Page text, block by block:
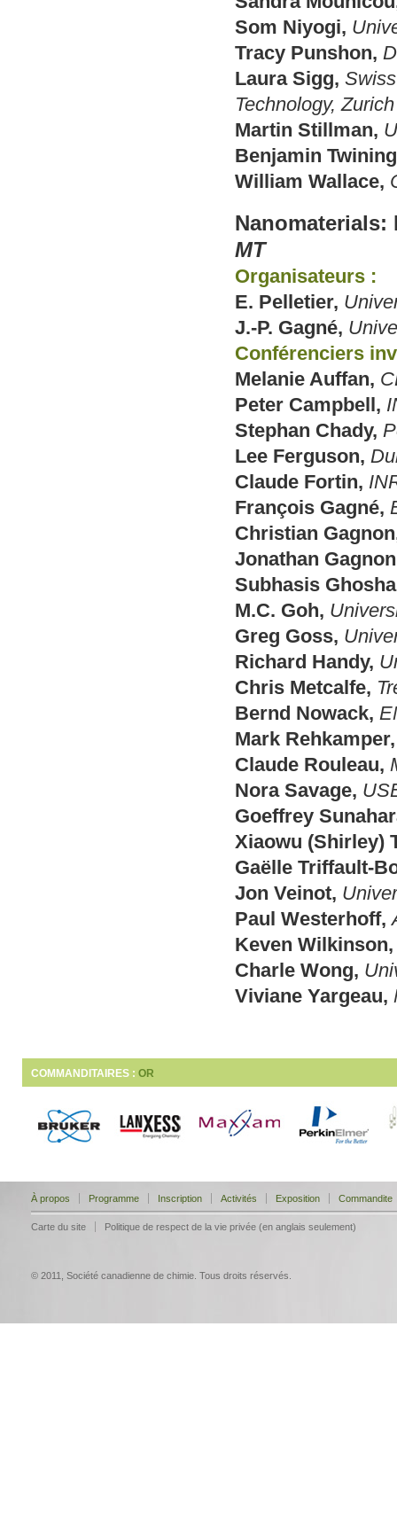
Som Niyogi,
Tracy Punshon,
Laura Sigg,
Technology, Zurich
Martin Stillman,
Benjamin
William Wallace,
MT
Organisateurs :
E. Pelletier,
J.-P. Gagné,
Conférenciers
Melanie Auffan,
Peter Campbell,
Stephan Chady,
Lee Ferguson,
Claude Fortin,
François Gagné,
Christian
Jonathan
Subhasis
M.C. Goh,
Greg Goss,
Richard Handy,
Chris Metcalfe,
Bernd Nowack,
Mark Rehkamper,
Claude Rouleau,
Nora Savage,
Goeffrey
Xiaowu (Shirley)
Gaëlle Triffault-
Jon Veinot,
Paul Westerhoff,
Keven Wilkinson,
Charle Wong,
Viviane Yargeau,
COMMANDITAIRES : OR
À propos Programme Inscription Activités Exposition Commandite
Carte du site Politique de respect de la vie privée (en anglais seulement)
© 2011, Société canadienne de chimie. Tous droits réservés.